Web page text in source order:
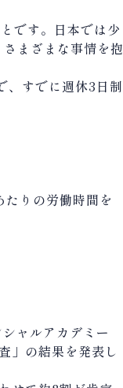
です。日本では少
まざまな事情を抱
、すでに週休3 日制
りの労働時間を
ャルアカデミー
」の結果を発表し